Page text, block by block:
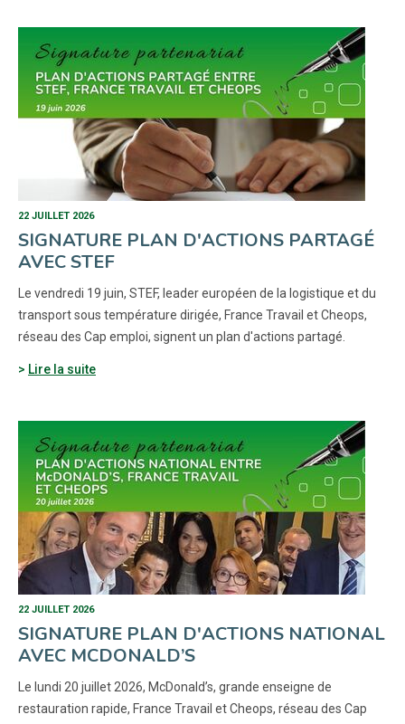
22 JUILLET 2026
SIGNATURE PLAN D'ACTIONS PARTAGÉ
AVEC STEF
Le vendredi 19 juin, STEF, leader européen de la logistique et du
transport sous température dirigée, France Travail et Cheops,
réseau des Cap emploi, signent un plan d'actions partagé.
Lire la suite
22 JUILLET 2026
SIGNATURE PLAN D'ACTIONS NATIONAL
AVEC MCDONALD’S
Le lundi 20 juillet 2026, McDonald’s, grande enseigne de
restauration rapide, France Travail et Cheops, réseau des Cap